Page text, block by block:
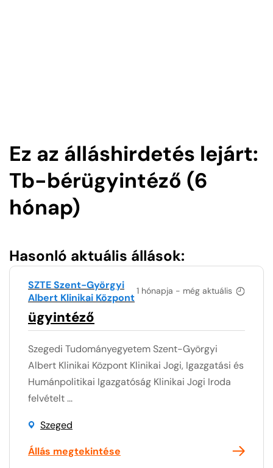
Ez az álláshirdetés lejárt:
Tb-bérügyintéző (6
hónap)
Hasonló aktuális állások:
1 hónapja - még aktuális
SZTE Szent-Györgyi
Albert Klinikai Központ
ügyintéző
Szegedi Tudományegyetem Szent-Györgyi
Albert Klinikai Központ Klinikai Jogi, Igazgatási és
Humánpolitikai Igazgatóság Klinikai Jogi Iroda
felvételt ...
Szeged
Állás megtekintése